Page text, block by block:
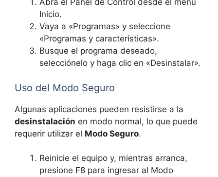
Abra el Panel de Control desde el menú
Inicio.
Vaya a «Programas» y seleccione
«Programas y características».
Busque el programa deseado,
selecciónelo y haga clic en «Desinstalar».
Uso del Modo Seguro
Algunas aplicaciones pueden resistirse a la
desinstalación en modo normal, lo que puede
requerir utilizar el Modo Seguro.
Reinicie el equipo y, mientras arranca,
presione F8 para ingresar al Modo